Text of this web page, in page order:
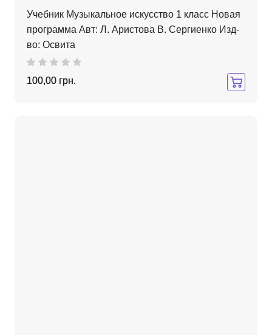
Учебник Музыкальное искусство 1 класс Новая
программа Авт: Л. Аристова В. Сергиенко Изд-
во: Освита
100,00 грн.